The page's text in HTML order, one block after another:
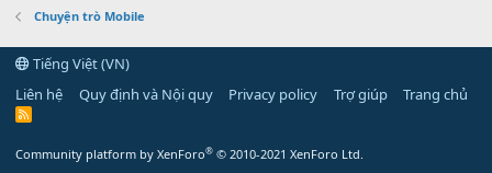
Chuyện trò Mobile
Tiếng Việt (VN)
Liên hệ
Quy định và Nội quy Privacy policy Trợ giúp Trang chủ
R
Community platform by XenForo® © 2010-2021 XenForo Ltd.